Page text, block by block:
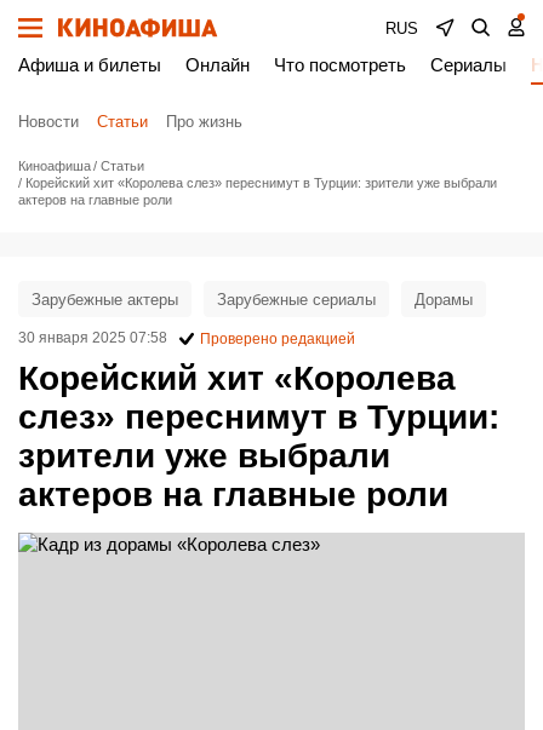
RUS
Афиша и билеты Онлайн Что посмотреть Сериалы
Новости Статьи Про жизнь
Киноафиша
Статьи
Корейский хит «Королева слез» переснимут в Турции: зрители уже выбрали
актеров на главные роли
Корейский хит «Королева
слез» переснимут в Турции:
зрители уже выбрали
актеров на главные роли
Зарубежные актеры Зарубежные сериалы Дорамы
30 января 2025 07:58 Проверено редакцией